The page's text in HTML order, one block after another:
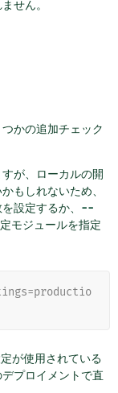
せん。
かの追加チェック
が、ローカルの開
もしれないため、
設定するか、 --
モジュールを指定
が使用されている
プロイメントで直